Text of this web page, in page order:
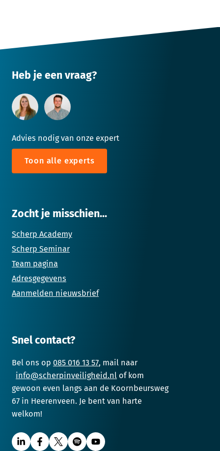
Heb je een vraag?
Advies nodig van onze expert
Toon alle experts
Zocht je misschien...
Scherp Academy
Scherp Seminar
Team pagina
Adresgegevens
Aanmelden nieuwsbrief
Snel contact?
Bel ons op 085 016 13 57, mail naar
info@scherpinveiligheid.nl of kom
gewoon even langs aan de Koornbeursweg
67 in Heerenveen. Je bent van harte
welkom!